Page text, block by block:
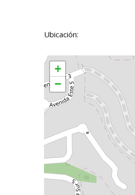
Ubicación:
+
−